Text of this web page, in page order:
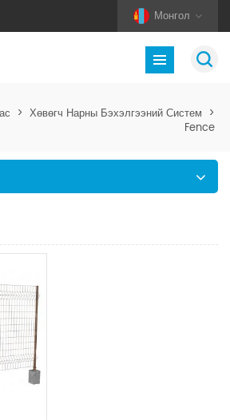
Монгол
> Хөвөгч Нарны Бэхэлгээний Систем >
Fence